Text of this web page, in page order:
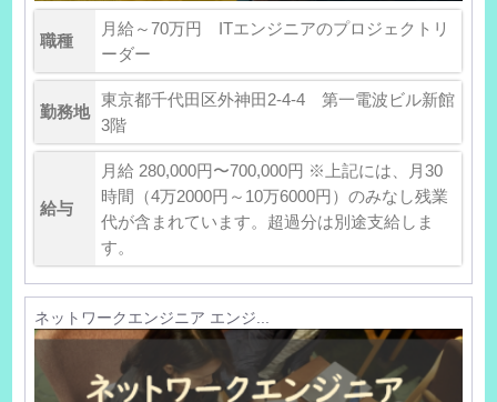
職種
月給～70万円 ITエンジニアのプロジェクトリ
ーダー
勤務地
東京都千代田区外神田2-4-4 第一電波ビル新館
3階
給与
月給 280,000円〜700,000円 ※上記には、月30
時間（4万2000円～10万6000円）のみなし残業
代が含まれています。超過分は別途支給しま
す。
ネットワークエンジニア エンジ...